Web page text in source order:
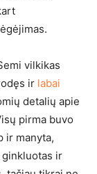
vilkikas
ir labai
detalių apie
pirma buvo
ir manyta,
ir